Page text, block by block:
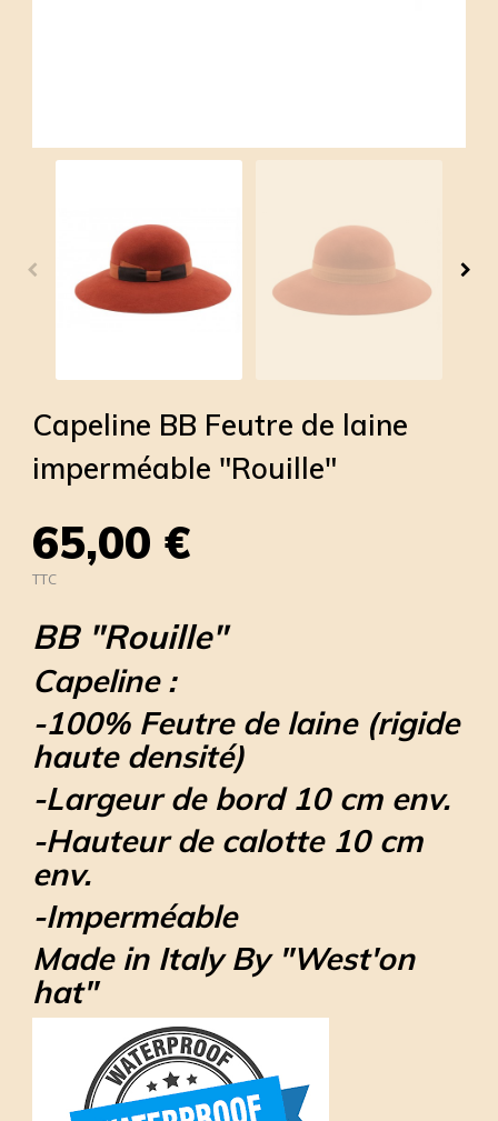
Capeline BB Feutre de laine
imperméable "Rouille"
65,00 €
TTC
BB "Rouille"
Capeline :
-100% Feutre de laine (rigide
haute densité)
-Largeur de bord 10 cm env.
-Hauteur de calotte 10 cm
env.
-Imperméable
Made in Italy By "West'on
hat"